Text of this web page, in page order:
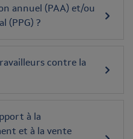
annuel (PAA) et/ou
(PPG) ?
contre la
à la
et à la vente